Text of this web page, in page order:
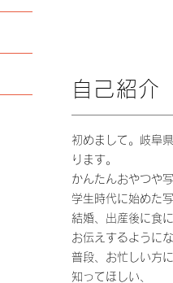
自己紹介
初めまして。岐阜
ります。
かんたんおやつや
学生時代に始めた
結婚、出産後に食
お伝えするように
普段、お忙しい方
知ってほしい、